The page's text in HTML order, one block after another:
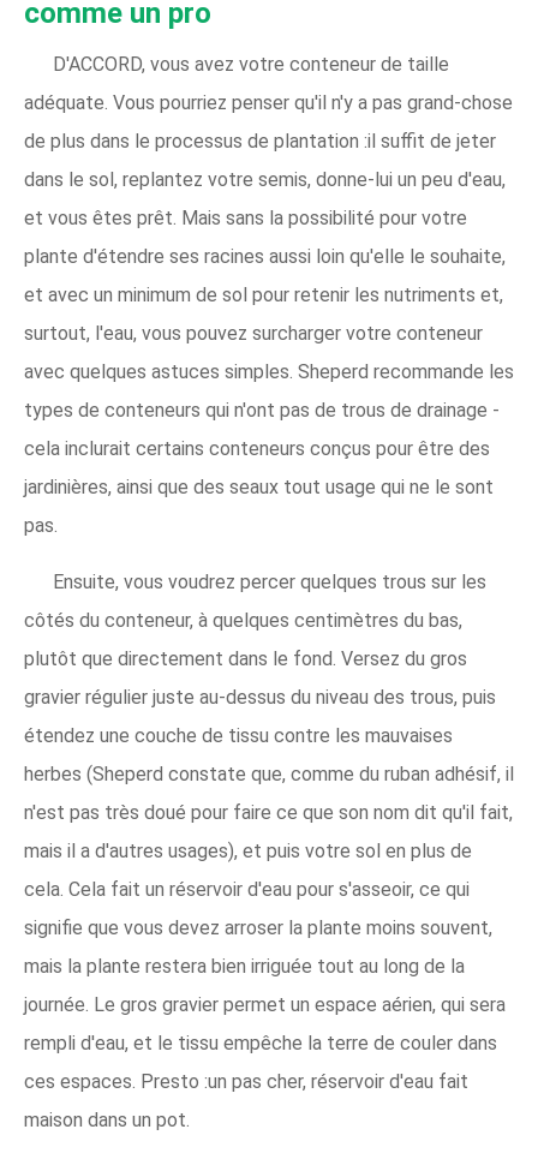
comme un pro
D'ACCORD, vous avez votre conteneur de taille
adéquate. Vous pourriez penser qu'il n'y a pas grand-chose
de plus dans le processus de plantation :il suffit de jeter
dans le sol, replantez votre semis, donne-lui un peu d'eau,
et vous êtes prêt. Mais sans la possibilité pour votre
plante d'étendre ses racines aussi loin qu'elle le souhaite,
et avec un minimum de sol pour retenir les nutriments et,
surtout, l'eau, vous pouvez surcharger votre conteneur
avec quelques astuces simples. Sheperd recommande les
types de conteneurs qui n'ont pas de trous de drainage -
cela inclurait certains conteneurs conçus pour être des
jardinières, ainsi que des seaux tout usage qui ne le sont
pas.
Ensuite, vous voudrez percer quelques trous sur les
côtés du conteneur, à quelques centimètres du bas,
plutôt que directement dans le fond. Versez du gros
gravier régulier juste au-dessus du niveau des trous, puis
étendez une couche de tissu contre les mauvaises
herbes (Sheperd constate que, comme du ruban adhésif, il
n'est pas très doué pour faire ce que son nom dit qu'il fait,
mais il a d'autres usages), et puis votre sol en plus de
cela. Cela fait un réservoir d'eau pour s'asseoir, ce qui
signifie que vous devez arroser la plante moins souvent,
mais la plante restera bien irriguée tout au long de la
journée. Le gros gravier permet un espace aérien, qui sera
rempli d'eau, et le tissu empêche la terre de couler dans
ces espaces. Presto :un pas cher, réservoir d'eau fait
maison dans un pot.